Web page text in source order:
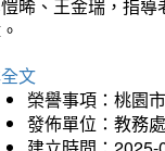
晞、王金瑞，指
文
榮譽事項：桃園
發佈單位：教務處